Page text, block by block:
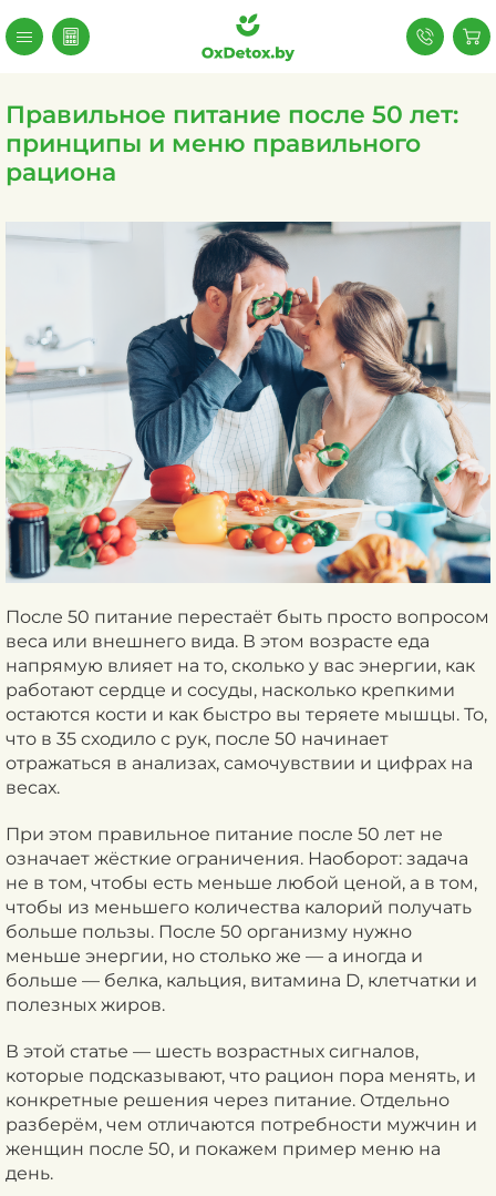
Правильное питание после 50 лет:
принципы и меню правильного
рациона
После 50 питание перестаёт быть просто вопросом
веса или внешнего вида. В этом возрасте еда
напрямую влияет на то, сколько у вас энергии, как
работают сердце и сосуды, насколько крепкими
остаются кости и как быстро вы теряете мышцы. То,
что в 35 сходило с рук, после 50 начинает
отражаться в анализах, самочувствии и цифрах на
весах.
При этом правильное питание после 50 лет не
означает жёсткие ограничения. Наоборот: задача
не в том, чтобы есть меньше любой ценой, а в том,
чтобы из меньшего количества калорий получать
больше пользы. После 50 организму нужно
меньше энергии, но столько же — а иногда и
больше — белка, кальция, витамина D, клетчатки и
полезных жиров.
В этой статье — шесть возрастных сигналов,
которые подсказывают, что рацион пора менять, и
конкретные решения через питание. Отдельно
разберём, чем отличаются потребности мужчин и
женщин после 50, и покажем пример меню на
день.